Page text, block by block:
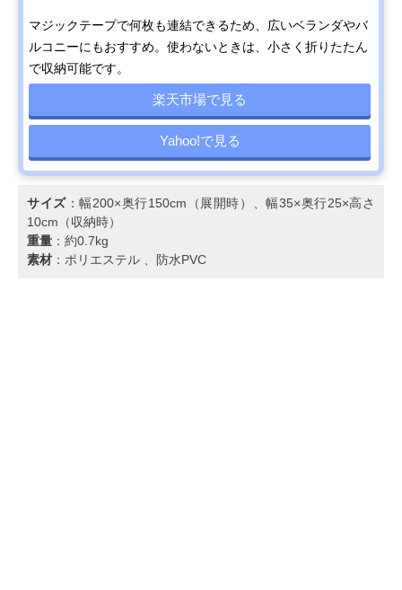
マジックテープで何枚も連結できるため、広いベランダやバ
ルコニーにもおすすめ。使わないときは、小さく折りたたん
で収納可能です。
楽天市場で見る
Yahoo!で見る
サイズ：幅200×奥行150cm（展開時）、幅35×奥行25×高さ
10cm（収納時）
重量 ：約0.7kg
素材 ：ポリエステル 、防水PVC